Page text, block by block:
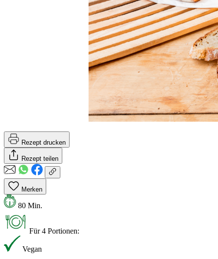
Rezept drucken
Rezept teilen
Merken
80 Min.
Für 4 Portionen:
Vegan